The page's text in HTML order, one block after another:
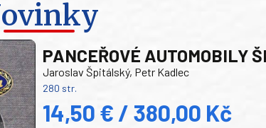
PANCEŘOVÉ AUTOMOBILY
Jaroslav Špitálský, Petr Kadlec
280 str.
14,50 € / 380,00 Kč